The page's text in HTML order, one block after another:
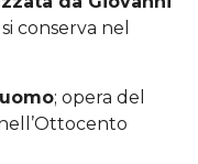
conserva nel
; opera del